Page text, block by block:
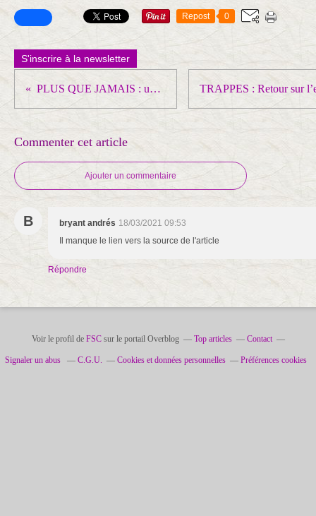
Repost 0
S'inscrire à la newsletter
PLUS QUE JAMAIS : un plan d'urgence pour l'hôpital public
Commenter cet article
Ajouter un commentaire
B bryant andrés 18/03/2021 09:53
Il manque le lien vers la source de l'article
Répondre
Voir le profil de FSCsur le portail Overblog Top articles Contact
Signaler un abus C.G.U. Cookies et données personnelles Préférences cookies